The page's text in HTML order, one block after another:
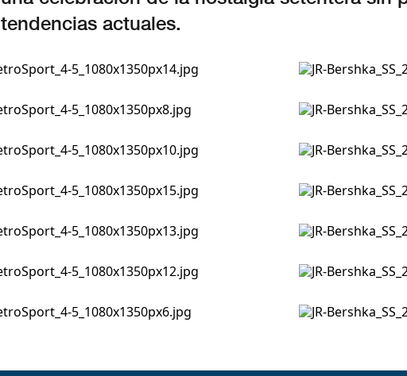
tendencias actuales.